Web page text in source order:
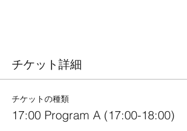
チケット詳細
チケットの種類
17:00 Program A (17:00-18:00)